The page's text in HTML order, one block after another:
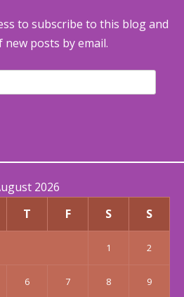
to subscribe to this blog and
posts by email.
2026
T F S S
1 2
6 7 8 9